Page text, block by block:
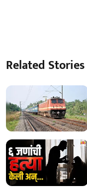
Related Stories